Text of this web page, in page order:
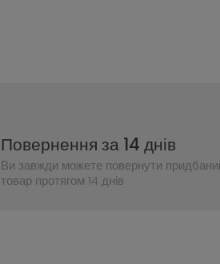
Повернення за 14 днів
Ви завжди можете повернути
товар протягом 14 днів